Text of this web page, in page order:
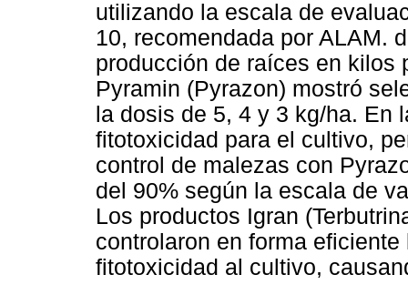
utilizando la escala de
10, recomendada por ALAM.
producción de raíces en kilos
Pyramin (Pyrazon) mostró
la dosis de 5, 4 y 3 kg/ha. En
fitotoxicidad para el cultivo,
control de malezas con
del 90% según la escala de
Los productos Igran
controlaron en forma
fitotoxicidad al cultivo,